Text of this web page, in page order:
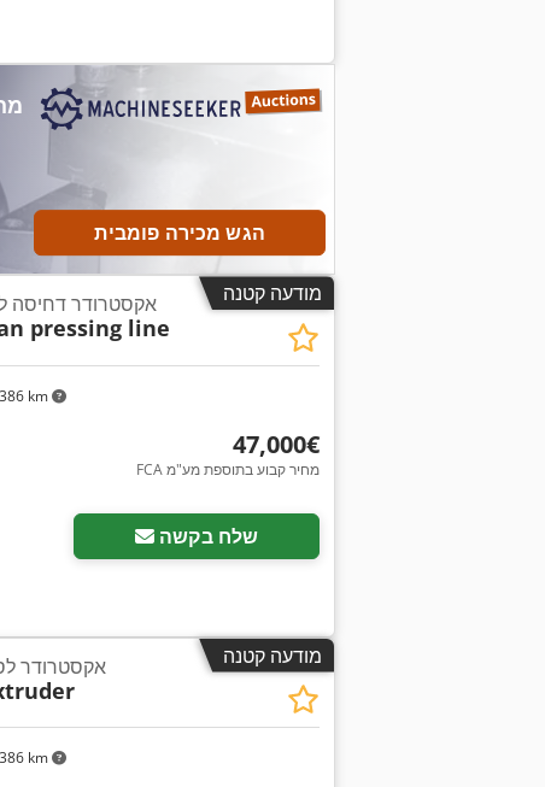
הגש מכירה פומבית
מודעה קטנה
km
אקסטרודר דחיסה לסויה,
pressing line
‏47,000 ‏€
FCA מחיר קבוע בתוספת מע"מ
שלח בקשה
מודעה קטנה
km
אקסטרודר